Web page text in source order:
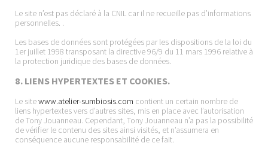
Le site n’est pas déclaré à la CNIL car il ne recueille pas d’informations
personnelles. .
Les bases de données sont protégées par les dispositions de la loi du
1er juillet 1998 transposant la directive 96/9 du 11 mars 1996 relative à
la protection juridique des bases de données.
8. LIENS HYPERTEXTES ET COOKIES.
Le sitewww.atelier-sumbiosis.com contient un certain nombre de
liens hypertextes vers d’autres sites, mis en place avec l’autorisation
de Tony Jouanneau. Cependant, Tony Jouanneau n’a pas la possibilité
de vérifier le contenu des sites ainsi visités, et n’assumera en
conséquence aucune responsabilité de ce fait.